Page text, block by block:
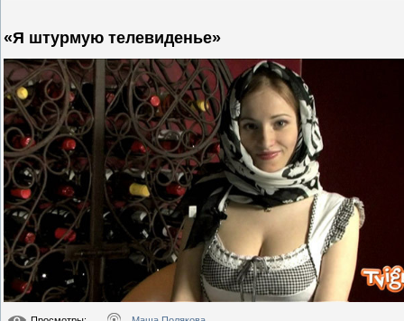
«Я штурмую телевиденье»